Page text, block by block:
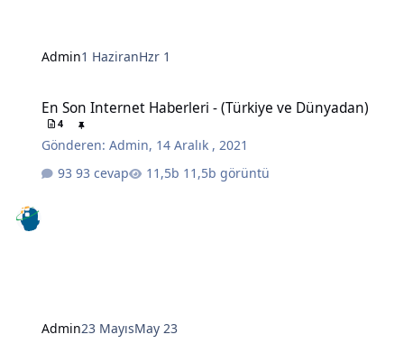
Admin1 HaziranHzr 1
En Son Internet Haberleri - (Türkiye ve Dünyadan)
4
Gönderen:Admin, 14 Aralık , 2021
93 cevap
11,5b görüntü
Admin23 MayısMay 23